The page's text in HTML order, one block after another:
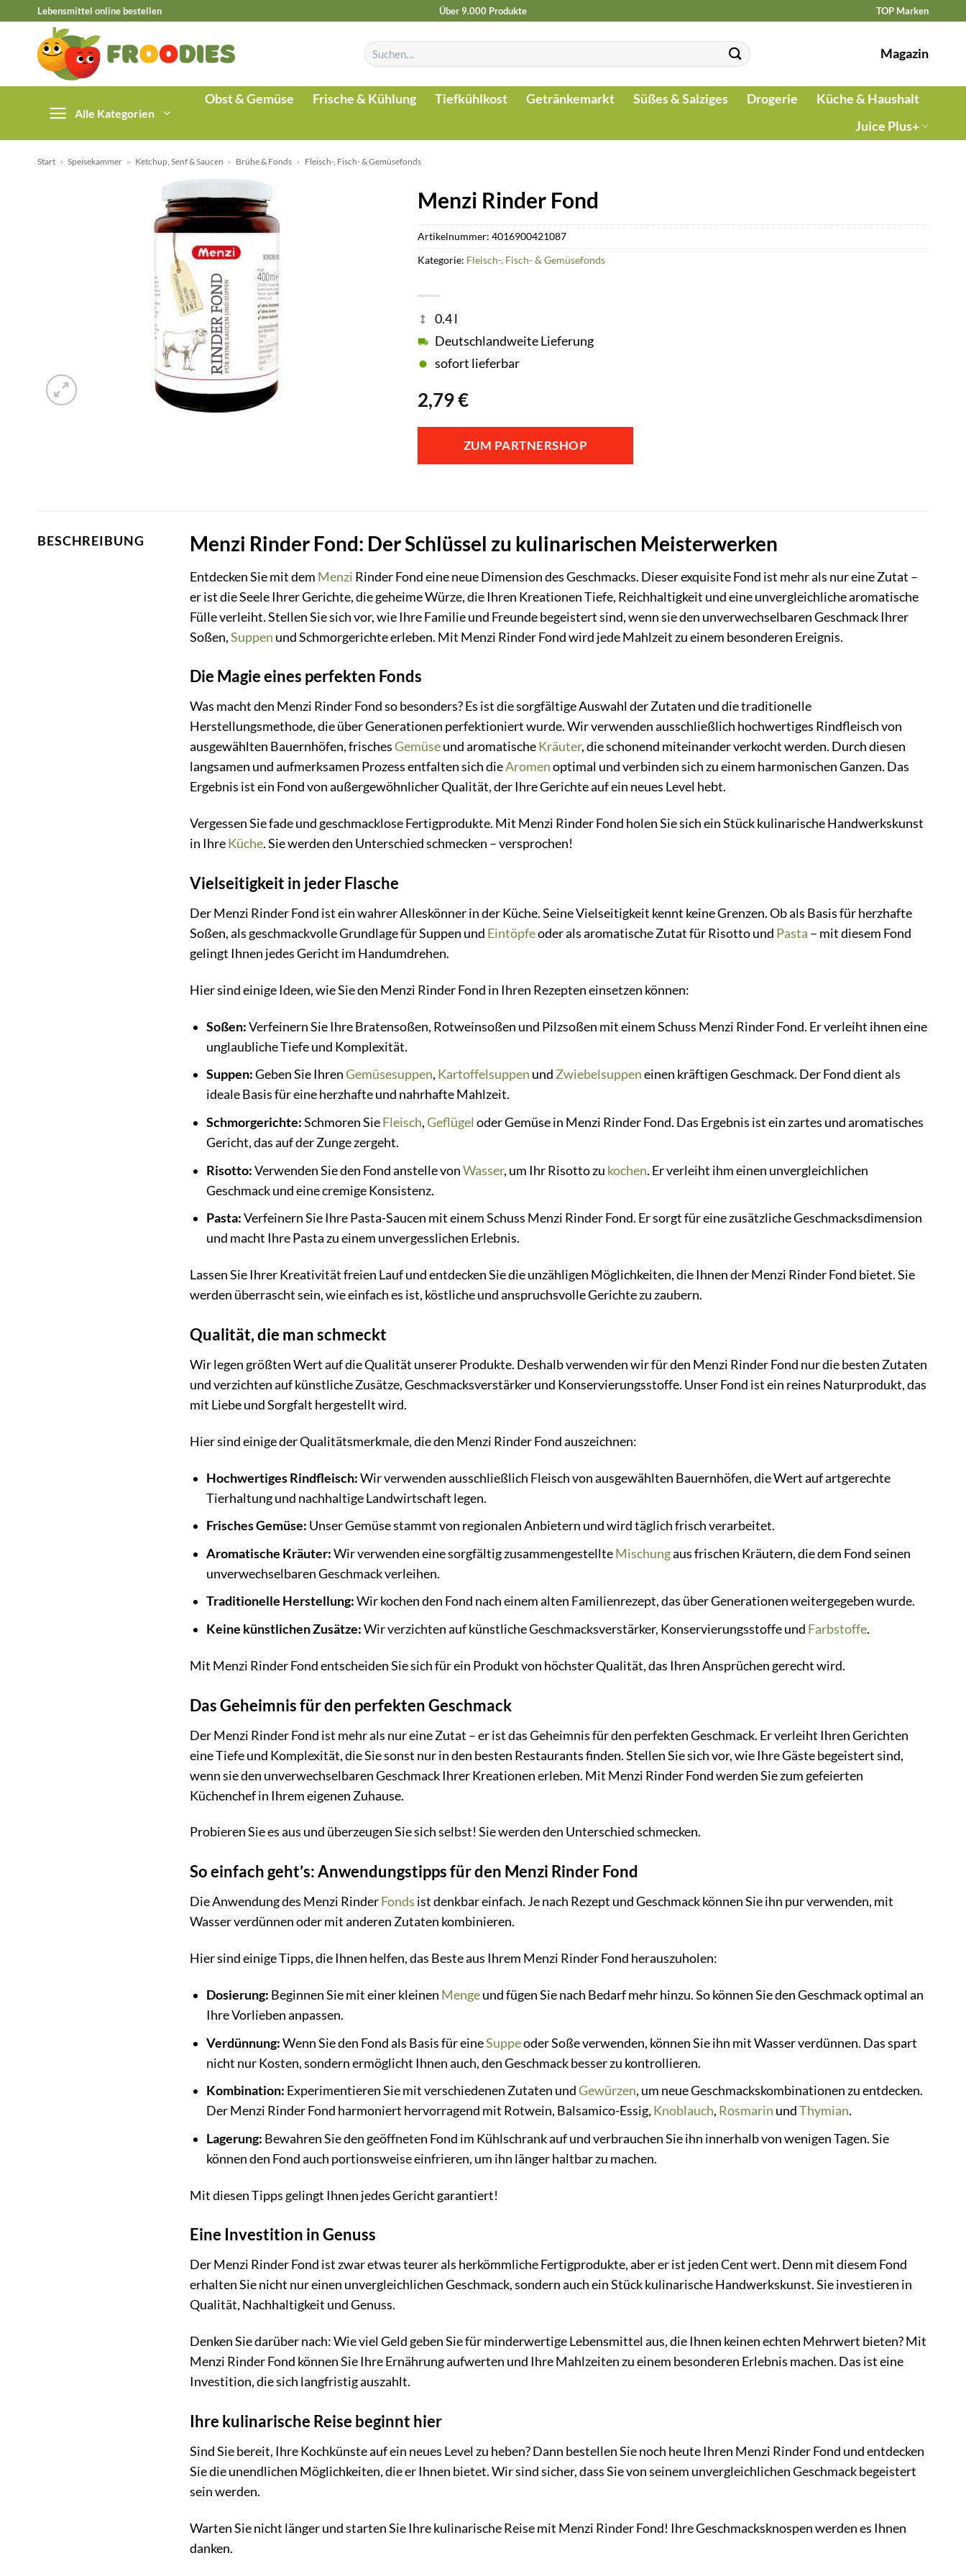
springen
Lebensmittel online bestellen Über 9.000 Produkte TOP Marken
Suchen
nach:
Magazin
Alle Kategorien
Obst & Gemüse Frische & Kühlung Tiefkühlkost Getränkemarkt Süßes & Salziges Drogerie
Küche & Haushalt
Juice Plus+
Start » Speisekammer » Ketchup, Senf & Saucen » Brühe & Fonds » Fleisch-, Fisch- & Gemüsefonds
Menzi Rinder Fond
2,79€
0.4 l
Deutschlandweite Lieferung
sofort lieferbar
ZUM PARTNERSHOP
Artikelnummer:4016900421087
Kategorie: Fleisch-, Fisch- & Gemüsefonds
BESCHREIBUNG Menzi Rinder Fond: Der Schlüssel zu kulinarischen Meisterwerken
Entdecken Sie mit dem Menzi Rinder Fond eine neue Dimension des Geschmacks. Dieser exquisite Fond ist mehr als nur eine Zutat –
er ist die Seele Ihrer Gerichte, die geheime Würze, die Ihren Kreationen Tiefe, Reichhaltigkeit und eine unvergleichliche aromatische
Fülle verleiht. Stellen Sie sich vor, wie Ihre Familie und Freunde begeistert sind, wenn sie den unverwechselbaren Geschmack Ihrer
Soßen,Suppen und Schmorgerichte erleben. Mit Menzi Rinder Fond wird jede Mahlzeit zu einem besonderen Ereignis.
Die Magie eines perfekten Fonds
Was macht den Menzi Rinder Fond so besonders? Es ist die sorgfältige Auswahl der Zutaten und die traditionelle
Herstellungsmethode, die über Generationen perfektioniert wurde. Wir verwenden ausschließlich hochwertiges Rindfleisch von
ausgewählten Bauernhöfen, frischesGemüseund aromatischeKräuter, die schonend miteinander verkocht werden. Durch diesen
langsamen und aufmerksamen Prozess entfalten sich dieAromenoptimal und verbinden sich zu einem harmonischen Ganzen. Das
Ergebnis ist ein Fond von außergewöhnlicher Qualität, der Ihre Gerichte auf ein neues Level hebt.
Vergessen Sie fade und geschmacklose Fertigprodukte. Mit Menzi Rinder Fond holen Sie sich ein Stück kulinarische Handwerkskunst
in IhreKüche. Sie werden den Unterschied schmecken – versprochen!
Vielseitigkeit in jeder Flasche
Der Menzi Rinder Fond ist ein wahrer Alleskönner in der Küche. Seine Vielseitigkeit kennt keine Grenzen. Ob als Basis für herzhafte
Soßen, als geschmackvolle Grundlage für Suppen und Eintöpfeoder als aromatische Zutat für Risotto und Pasta – mit diesem Fond
gelingt Ihnen jedes Gericht im Handumdrehen.
Hier sind einige Ideen, wie Sie den Menzi Rinder Fond in Ihren Rezepten einsetzen können:
Soßen:Verfeinern Sie Ihre Bratensoßen, Rotweinsoßen und Pilzsoßen mit einem Schuss Menzi Rinder Fond. Er verleiht ihnen eine
unglaubliche Tiefe und Komplexität.
Suppen:Geben Sie IhrenGemüsesuppen, Kartoffelsuppen undZwiebelsuppeneinen kräftigen Geschmack. Der Fond dient als
ideale Basis für eine herzhafte und nahrhafte Mahlzeit.
Schmorgerichte:Schmoren SieFleisch,Geflügel oder Gemüse in Menzi Rinder Fond. Das Ergebnis ist ein zartes und aromatisches
Gericht, das auf der Zunge zergeht.
Risotto:Verwenden Sie den Fond anstelle vonWasser, um Ihr Risotto zu kochen. Er verleiht ihm einen unvergleichlichen
Geschmack und eine cremige Konsistenz.
Pasta:Verfeinern Sie Ihre Pasta-Saucen mit einem Schuss Menzi Rinder Fond. Er sorgt für eine zusätzliche Geschmacksdimension
und macht Ihre Pasta zu einem unvergesslichen Erlebnis.
Lassen Sie Ihrer Kreativität freien Lauf und entdecken Sie die unzähligen Möglichkeiten, die Ihnen der Menzi Rinder Fond bietet. Sie
werden überrascht sein, wie einfach es ist, köstliche und anspruchsvolle Gerichte zu zaubern.
Qualität, die man schmeckt
Wir legen größten Wert auf die Qualität unserer Produkte. Deshalb verwenden wir für den Menzi Rinder Fond nur die besten Zutaten
und verzichten auf künstliche Zusätze, Geschmacksverstärker und Konservierungsstoffe. Unser Fond ist ein reines Naturprodukt, das
mit Liebe und Sorgfalt hergestellt wird.
Hier sind einige der Qualitätsmerkmale, die den Menzi Rinder Fond auszeichnen:
Hochwertiges Rindfleisch:Wir verwenden ausschließlich Fleisch von ausgewählten Bauernhöfen, die Wert auf artgerechte
Tierhaltung und nachhaltige Landwirtschaft legen.
Frisches Gemüse: Unser Gemüse stammt von regionalen Anbietern und wird täglich frisch verarbeitet.
Aromatische Kräuter:Wir verwenden eine sorgfältig zusammengestellteMischungaus frischen Kräutern, die dem Fond seinen
unverwechselbaren Geschmack verleihen.
Traditionelle Herstellung:Wir kochen den Fond nach einem alten Familienrezept, das über Generationen weitergegeben wurde.
Keine künstlichen Zusätze:Wir verzichten auf künstliche Geschmacksverstärker, Konservierungsstoffe und Farbstoffe.
Mit Menzi Rinder Fond entscheiden Sie sich für ein Produkt von höchster Qualität, das Ihren Ansprüchen gerecht wird.
Das Geheimnis für den perfekten Geschmack
Der Menzi Rinder Fond ist mehr als nur eine Zutat – er ist das Geheimnis für den perfekten Geschmack. Er verleiht Ihren Gerichten
eine Tiefe und Komplexität, die Sie sonst nur in den besten Restaurants finden. Stellen Sie sich vor, wie Ihre Gäste begeistert sind,
wenn sie den unverwechselbaren Geschmack Ihrer Kreationen erleben. Mit Menzi Rinder Fond werden Sie zum gefeierten
Küchenchef in Ihrem eigenen Zuhause.
Probieren Sie es aus und überzeugen Sie sich selbst! Sie werden den Unterschied schmecken.
So einfach geht’s: Anwendungstipps für den Menzi Rinder Fond
Die Anwendung des Menzi RinderFonds ist denkbar einfach. Je nach Rezept und Geschmack können Sie ihn pur verwenden, mit
Wasser verdünnen oder mit anderen Zutaten kombinieren.
Hier sind einige Tipps, die Ihnen helfen, das Beste aus Ihrem Menzi Rinder Fond herauszuholen:
Dosierung: Beginnen Sie mit einer kleinen Mengeund fügen Sie nach Bedarf mehr hinzu. So können Sie den Geschmack optimal an
Ihre Vorlieben anpassen.
Verdünnung:Wenn Sie den Fond als Basis für eineSuppeoder Soße verwenden, können Sie ihn mit Wasser verdünnen. Das spart
nicht nur Kosten, sondern ermöglicht Ihnen auch, den Geschmack besser zu kontrollieren.
Kombination: Experimentieren Sie mit verschiedenen Zutaten undGewürzen, um neue Geschmackskombinationen zu entdecken.
Der Menzi Rinder Fond harmoniert hervorragend mit Rotwein, Balsamico-Essig, Knoblauch, Rosmarin undThymian.
Lagerung: Bewahren Sie den geöffneten Fond im Kühlschrank auf und verbrauchen Sie ihn innerhalb von wenigen Tagen. Sie
können den Fond auch portionsweise einfrieren, um ihn länger haltbar zu machen.
Mit diesen Tipps gelingt Ihnen jedes Gericht garantiert!
Eine Investition in Genuss
Der Menzi Rinder Fond ist zwar etwas teurer als herkömmliche Fertigprodukte, aber er ist jeden Cent wert. Denn mit diesem Fond
erhalten Sie nicht nur einen unvergleichlichen Geschmack, sondern auch ein Stück kulinarische Handwerkskunst. Sie investieren in
Qualität, Nachhaltigkeit und Genuss.
Denken Sie darüber nach: Wie viel Geld geben Sie für minderwertige Lebensmittel aus, die Ihnen keinen echten Mehrwert bieten? Mit
Menzi Rinder Fond können Sie Ihre Ernährung aufwerten und Ihre Mahlzeiten zu einem besonderen Erlebnis machen. Das ist eine
Investition, die sich langfristig auszahlt.
Ihre kulinarische Reise beginnt hier
Sind Sie bereit, Ihre Kochkünste auf ein neues Level zu heben? Dann bestellen Sie noch heute Ihren Menzi Rinder Fond und entdecken
Sie die unendlichen Möglichkeiten, die er Ihnen bietet. Wir sind sicher, dass Sie von seinem unvergleichlichen Geschmack begeistert
sein werden.
Warten Sie nicht länger und starten Sie Ihre kulinarische Reise mit Menzi Rinder Fond! Ihre Geschmacksknospen werden es Ihnen
danken.